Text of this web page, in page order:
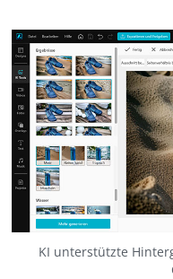
KI unterstützte